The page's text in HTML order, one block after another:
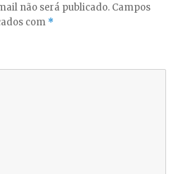
não será publicado. Campos
com *